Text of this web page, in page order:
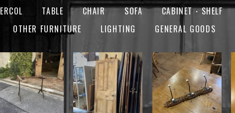
ERCOL TABLE CHAIR SOFA CABINET・SHELF
OTHER FURNITURE
LIGHTING GENERAL GOODS